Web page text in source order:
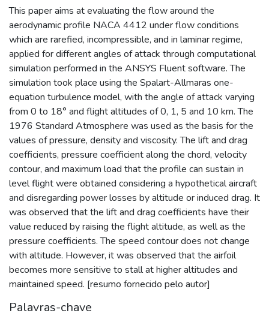
This paper aims at evaluating the flow around the
aerodynamic profile NACA 4412 under flow conditions
which are rarefied, incompressible, and in laminar regime,
applied for different angles of attack through computational
simulation performed in the ANSYS Fluent software. The
simulation took place using the Spalart-Allmaras one-
equation turbulence model, with the angle of attack varying
from 0 to 18° and flight altitudes of 0, 1, 5 and 10 km. The
1976 Standard Atmosphere was used as the basis for the
values of pressure, density and viscosity. The lift and drag
coefficients, pressure coefficient along the chord, velocity
contour, and maximum load that the profile can sustain in
level flight were obtained considering a hypothetical aircraft
and disregarding power losses by altitude or induced drag. It
was observed that the lift and drag coefficients have their
value reduced by raising the flight altitude, as well as the
pressure coefficients. The speed contour does not change
with altitude. However, it was observed that the airfoil
becomes more sensitive to stall at higher altitudes and
maintained speed. [resumo fornecido pelo autor]
Palavras-chave